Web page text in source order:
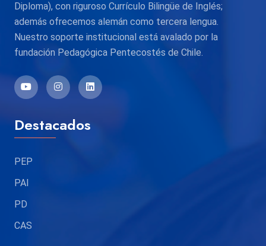
Diploma), con riguroso Currículo Bilingüe de Inglés;
además ofrecemos alemán como tercera lengua.
Nuestro soporte institucional está avalado por la
fundación Pedagógica Pentecostés de Chile.
Destacados
PEP
PAI
PD
CAS